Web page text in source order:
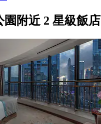
園附近 2 星級飯店